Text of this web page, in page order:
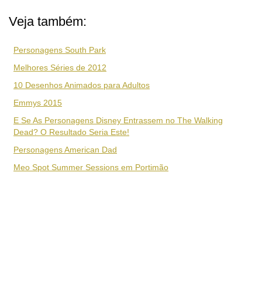
Veja também:
Personagens South Park
Melhores Séries de 2012
10 Desenhos Animados para Adultos
Emmys 2015
E Se As Personagens Disney Entrassem no The Walking
Dead? O Resultado Seria Este!
Personagens American Dad
Meo Spot Summer Sessions em Portimão